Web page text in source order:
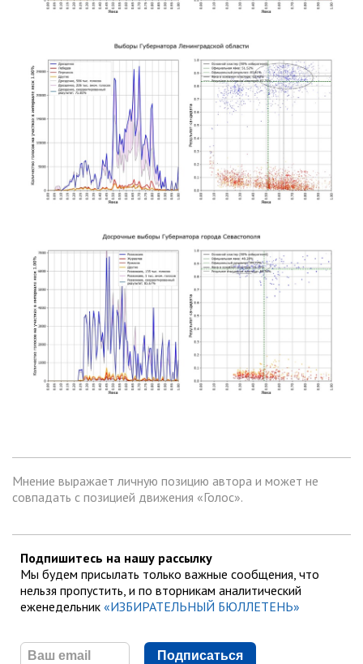
Мнение выражает личную позицию автора и может не
совпадать с позицией движения «Голос».
Подпишитесь на нашу рассылку
Мы будем присылать только важные сообщения, что
нельзя пропустить, и по вторникам аналитический
еженедельник «ИЗБИРАТЕЛЬНЫЙ БЮЛЛЕТЕНЬ»
Подписаться